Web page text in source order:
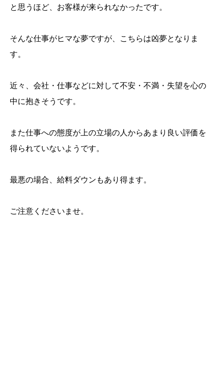
と思うほど、お客様が来られなかったです。
そんな仕事がヒマな夢ですが、こちらは凶夢となりま
す。
近々、会社・仕事などに対して不安・不満・失望を心の
中に抱きそうです。
また仕事への態度が上の立場の人からあまり良い評価を
得られていないようです。
最悪の場合、給料ダウンもあり得ます。
ご注意くださいませ。